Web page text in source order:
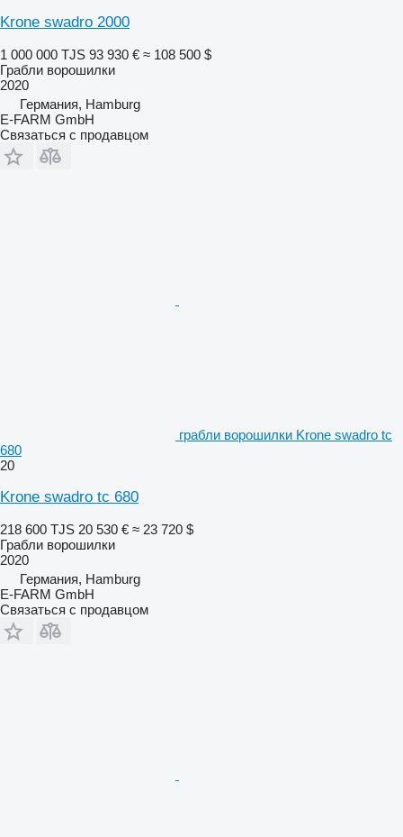
Krone swadro 2000
1 000 000 TJS 93 930 € ≈ 108 500 $
Грабли ворошилки
2020
Германия, Hamburg
E-FARM GmbH
Связаться с продавцом
грабли ворошилки Krone swadro tc
680
20
Krone swadro tc 680
218 600 TJS 20 530 € ≈ 23 720 $
Грабли ворошилки
2020
Германия, Hamburg
E-FARM GmbH
Связаться с продавцом